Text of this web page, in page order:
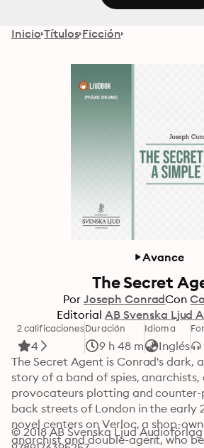
Inicio Títulos Ficción
Avance
The Secret
Por Joseph ConradCon
Editorial AB Svenska Ljud
2 calificaciones
4
Duración
9 h 48 m
Idioma
Inglés
The Secret Agent is Conrad's dark,
story of a band of spies, anarchists,
provocateurs plotting and
back streets of London in the early
novel centers on Verloc, a shop-
anarchist and double-agent, who
© 2018 AB Svenska Ljud